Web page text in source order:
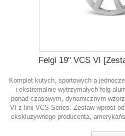
Felgi 19" VCS VI
Komplet kutych, sportowych a
i ekstremalnie wytrzymałych felg
ponad czasowym, dynamicznym
VI z linii VCS Series. Zestaw wprost
ekskluzywnego producenta,